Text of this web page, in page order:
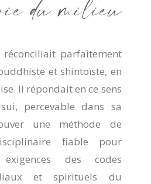
réconciliait parfaitement
et shintoïste, en
Il répondait en ce sens
percevable dans sa
une méthode de
fiable pour
des codes
et spirituels du